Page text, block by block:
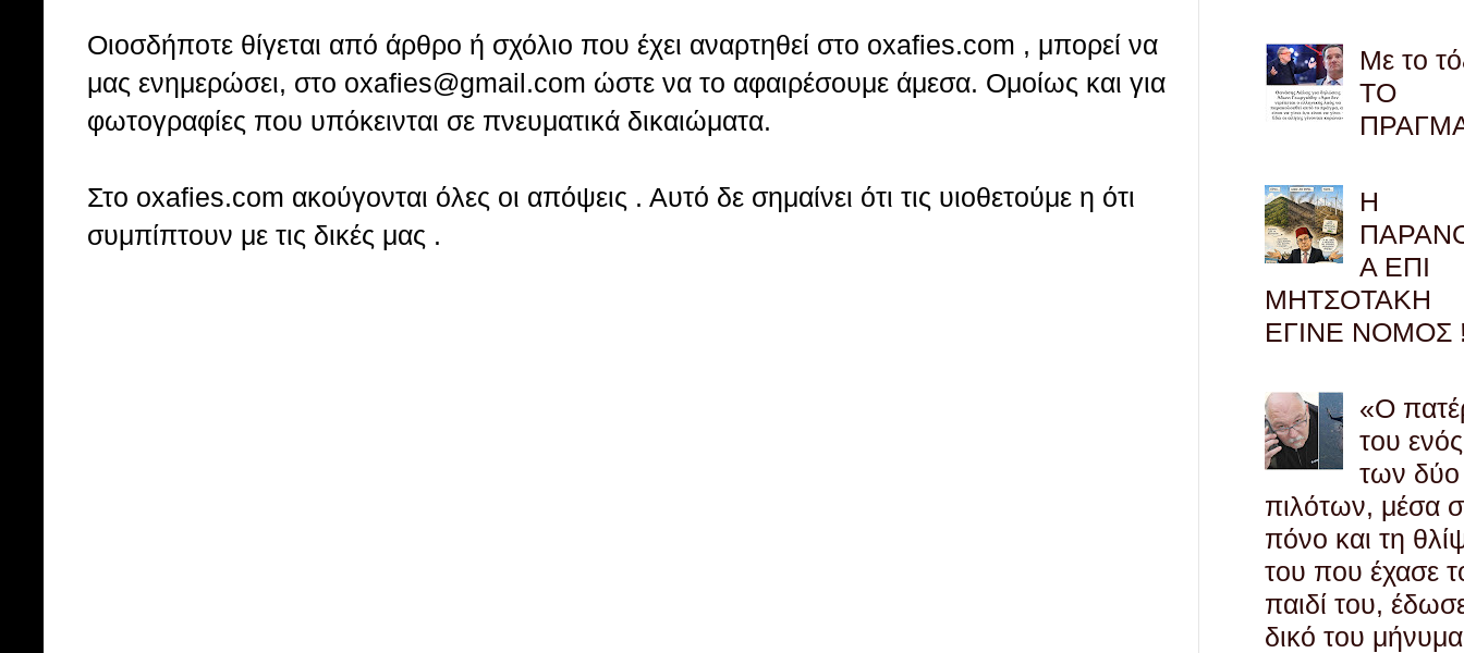
Οιοσδήποτε θίγεται από άρθρο ή σχόλιο που έχει αναρτηθεί στο oxafies.com , μπορεί να
μας ενημερώσει, στο oxafies@gmail.com ώστε να το αφαιρέσουμε άμεσα. Ομοίως και για
φωτογραφίες που υπόκεινται σε πνευματικά δικαιώματα.
Στo oxafies.com ακούγονται όλες οι απόψεις . Αυτό δε σημαίνει ότι τις υιοθετούμε η ότι
συμπίπτουν με τις δικές μας .
Με το
ΤΟ
Η
Α ΕΠΙ
ΜΗΤΣΟΤΑΚΗ
ΕΓΙΝΕ ΝΟΜΟΣ
«Ο
του
των δύο
πιλότων, μέσα
πόνο και τη
του που έχασε
παιδί του,
δικό του μήνυμα